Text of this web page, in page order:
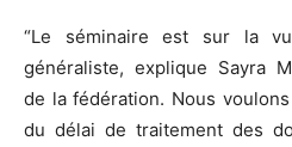
“Le séminaire est sur la
généraliste, explique Sayra
de la fédération. Nous
du délai de traitement des